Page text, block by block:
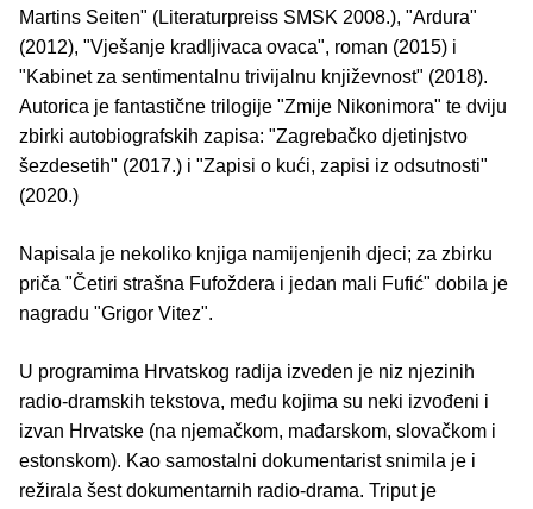
Martins Seiten" (Literaturpreiss SMSK 2008.), "Ardura"
(2012), "Vješanje kradljivaca ovaca", roman (2015) i
"Kabinet za sentimentalnu trivijalnu književnost" (2018).
Autorica je fantastične trilogije "Zmije Nikonimora" te dviju
zbirki autobiografskih zapisa: "Zagrebačko djetinjstvo
šezdesetih" (2017.) i "Zapisi o kući, zapisi iz odsutnosti"
(2020.)
Napisala je nekoliko knjiga namijenjenih djeci; za zbirku
priča "Četiri strašna Fufoždera i jedan mali Fufić" dobila je
nagradu "Grigor Vitez".
U programima Hrvatskog radija izveden je niz njezinih
radio-dramskih tekstova, među kojima su neki izvođeni i
izvan Hrvatske (na njemačkom, mađarskom, slovačkom i
estonskom). Kao samostalni dokumentarist snimila je i
režirala šest dokumentarnih radio-drama. Triput je